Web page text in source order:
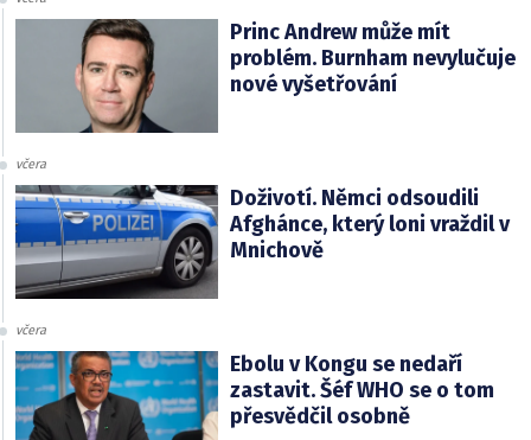
Princ Andrew může mít
problém. Burnham nevylučuje
nové vyšetřování
včera
Doživotí. Němci odsoudili
Afghánce, který loni vraždil v
Mnichově
včera
Ebolu v Kongu se nedaří
zastavit. Šéf WHO se o tom
přesvědčil osobně